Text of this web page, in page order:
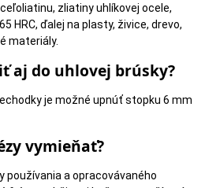
cena/výkon
pri zachovaní profesionálnej kvality.
pracovať s
frézami?
a bez poškodenia.
voľte nižšie otáčky, pre
zliatiny uhlíkovej ocele,
HRC, ďalej na plasty, živice, drevo,
materiály.
aj do uhlovej brúsky?
je možné upnúť stopku 6 mm
vymieňať?
a opracovávaného